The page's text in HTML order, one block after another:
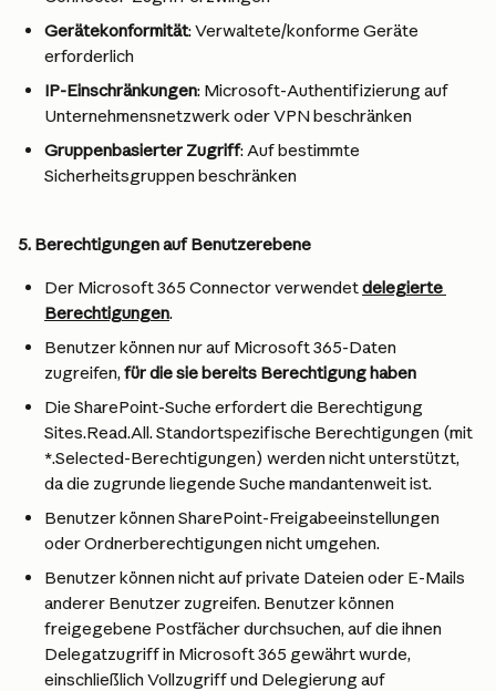
Gerätekonformität: Verwaltete/konforme Geräte
erforderlich
IP-Einschränkungen: Microsoft-Authentifizierung auf
Unternehmensnetzwerk oder VPN beschränken
Gruppenbasierter Zugriff: Auf bestimmte
Sicherheitsgruppen beschränken
5. Berechtigungen auf Benutzerebene
Der Microsoft 365 Connector verwendet delegierte
Berechtigungen.
Benutzer können nur auf Microsoft 365-Daten
zugreifen, für die sie bereits Berechtigung haben
Die SharePoint-Suche erfordert die Berechtigung
Sites.Read.All. Standortspezifische Berechtigungen (mit
*.Selected-Berechtigungen) werden nicht unterstützt,
da die zugrunde liegende Suche mandantenweit ist.
Benutzer können SharePoint-Freigabeeinstellungen
oder Ordnerberechtigungen nicht umgehen.
Benutzer können nicht auf private Dateien oder E-Mails
anderer Benutzer zugreifen. Benutzer können
freigegebene Postfächer durchsuchen, auf die ihnen
Delegatzugriff in Microsoft 365 gewährt wurde,
einschließlich Vollzugriff und Delegierung auf